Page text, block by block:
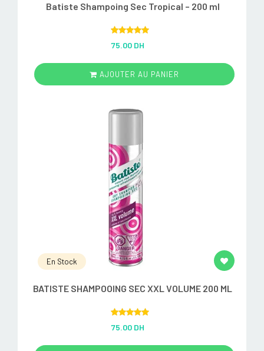
Batiste Shampoing Sec Tropical – 200 ml
out of 5
75.00 DH
AJOUTER AU PANIER
En Stock
BATISTE SHAMPOOING SEC XXL VOLUME 200 ML
out of 5
75.00 DH